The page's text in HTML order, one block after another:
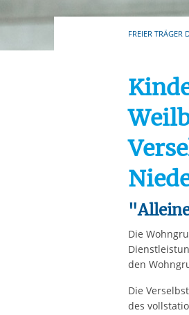
FREIER TRÄGER
Die
den
Die
des